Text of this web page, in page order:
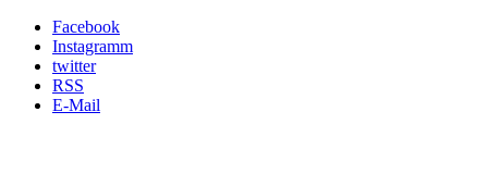
Facebook
Instagramm
twitter
RSS
E-Mail